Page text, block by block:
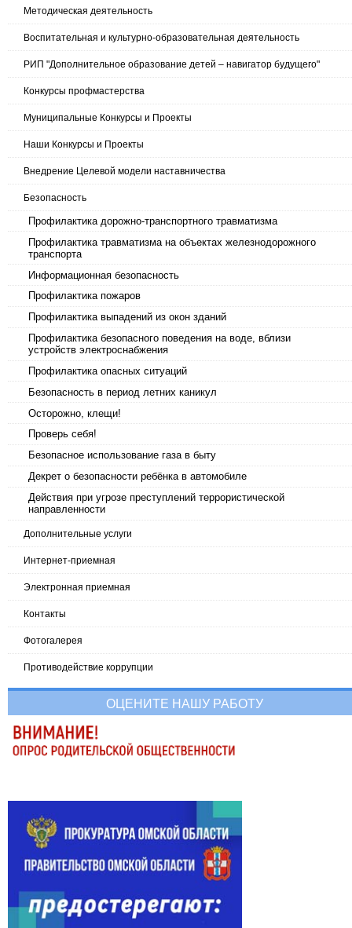
Методическая деятельность
Воспитательная и культурно-образовательная деятельность
РИП "Дополнительное образование детей – навигатор будущего"
Конкурсы профмастерства
Муниципальные Конкурсы и Проекты
Наши Конкурсы и Проекты
Внедрение Целевой модели наставничества
Безопасность
Профилактика дорожно-транспортного травматизма
Профилактика травматизма на объектах железнодорожного
транспорта
Информационная безопасность
Профилактика пожаров
Профилактика выпадений из окон зданий
Профилактика безопасного поведения на воде, вблизи
устройств электроснабжения
Профилактика опасных ситуаций
Безопасность в период летних каникул
Осторожно, клещи!
Проверь себя!
Безопасное использование газа в быту
Декрет о безопасности ребёнка в автомобиле
Действия при угрозе преступлений террористической
направленности
Дополнительные услуги
Интернет-приемная
Электронная приемная
Контакты
Фотогалерея
Противодействие коррупции
ОЦЕНИТЕ НАШУ РАБОТУ